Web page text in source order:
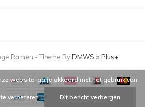
Ramen - Theme ByDMWS xPlus+
website, ga je akkoord met het gebruik van
verbeteren. Dit bericht verbergen